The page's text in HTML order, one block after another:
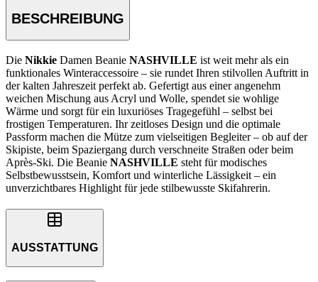
BESCHREIBUNG
Die Nikkie Damen Beanie NASHVILLE ist weit mehr als ein
funktionales Winteraccessoire – sie rundet Ihren stilvollen Auftritt in
der kalten Jahreszeit perfekt ab. Gefertigt aus einer angenehm
weichen Mischung aus Acryl und Wolle, spendet sie wohlige
Wärme und sorgt für ein luxuriöses Tragegefühl – selbst bei
frostigen Temperaturen. Ihr zeitloses Design und die optimale
Passform machen die Mütze zum vielseitigen Begleiter – ob auf der
Skipiste, beim Spaziergang durch verschneite Straßen oder beim
Après-Ski. Die Beanie NASHVILLE steht für modisches
Selbstbewusstsein, Komfort und winterliche Lässigkeit – ein
unverzichtbares Highlight für jede stilbewusste Skifahrerin.
AUSSTATTUNG